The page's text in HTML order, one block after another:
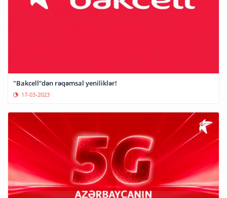
"Bakcell”dən rəqəmsal yeniliklər!
17-03-2023